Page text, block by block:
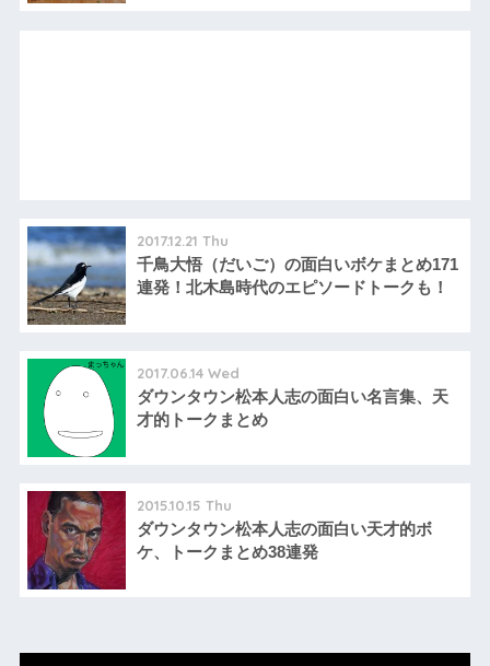
2017.12.21 Thu
千鳥大悟（だいご）の面白いボケまとめ171
連発！北木島時代のエピソードトークも！
2017.06.14 Wed
ダウンタウン松本人志の面白い名言集、天
才的トークまとめ
2015.10.15 Thu
ダウンタウン松本人志の面白い天才的ボ
ケ、トークまとめ38連発